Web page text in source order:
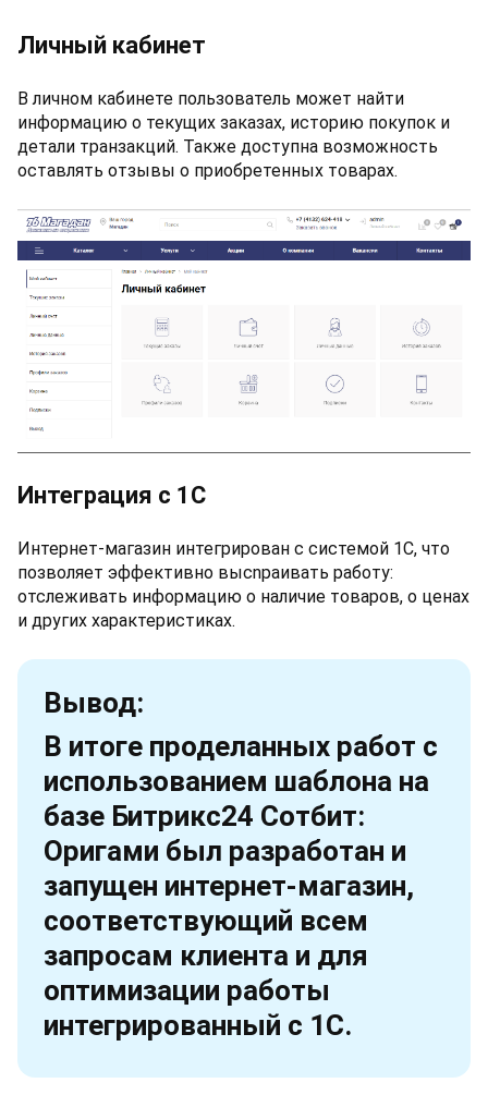
Личный кабинет
В личном кабинете пользователь может найти
информацию о текущих заказах, историю покупок и
детали транзакций. Также доступна возможность
оставлять отзывы о приобретенных товарах.
Интеграция с 1С
Интернет-магазин интегрирован с системой 1С, что
позволяет эффективно высnраивать работу:
отслеживать информацию о наличие товаров, о ценах
и других характеристиках.
Вывод:
В итоге проделанных работ с
использованием шаблона на
базе Битрикс24 Сотбит:
Оригами был разработан и
запущен интернет-магазин,
соответствующий всем
запросам клиента и для
оптимизации работы
интегрированный с 1С.